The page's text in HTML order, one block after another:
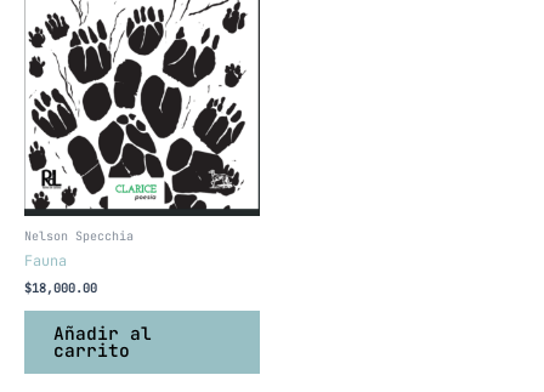
Nelson Specchia
Fauna
$18,000.00
Añadir al
carrito